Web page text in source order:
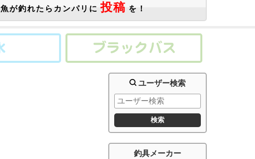
魚が釣れたらカンパリに 投稿 を！
ユーザー検索
釣具メーカー